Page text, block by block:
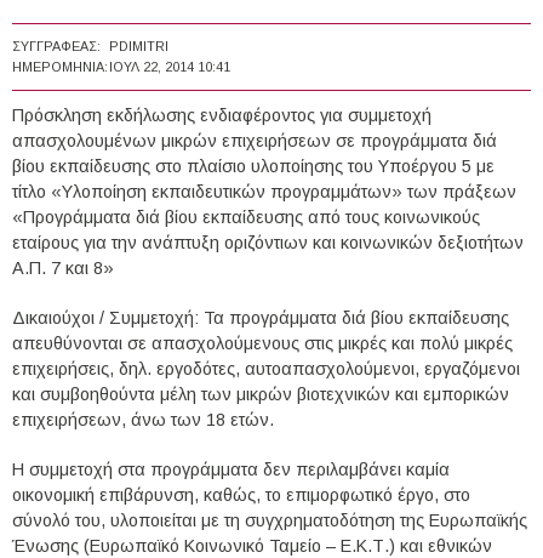
ΣΥΓΓΡΑΦΈΑΣ:
PDIMITRI
ΗΜΕΡΟΜΗΝΊΑ: ΙΟΥΛ 22, 2014 10:41
Πρόσκληση εκδήλωσης ενδιαφέροντος για συμμετοχή
απασχολουμένων μικρών επιχειρήσεων σε προγράμματα διά
βίου εκπαίδευσης στο πλαίσιο υλοποίησης του Υποέργου 5 με
τίτλο «Υλοποίηση εκπαιδευτικών προγραμμάτων» των πράξεων
«Προγράμματα διά βίου εκπαίδευσης από τους κοινωνικούς
εταίρους για την ανάπτυξη οριζόντιων και κοινωνικών δεξιοτήτων
Α.Π. 7 και 8»
Δικαιούχοι / Συμμετοχή: Τα προγράμματα διά βίου εκπαίδευσης
απευθύνονται σε απασχολούμενους στις μικρές και πολύ μικρές
επιχειρήσεις, δηλ. εργοδότες, αυτοαπασχολούμενοι, εργαζόμενοι
και συμβοηθούντα μέλη των μικρών βιοτεχνικών και εμπορικών
επιχειρήσεων, άνω των 18 ετών.
Η συμμετοχή στα προγράμματα δεν περιλαμβάνει καμία
οικονομική επιβάρυνση, καθώς, το επιμορφωτικό έργο, στο
σύνολό του, υλοποιείται με τη συγχρηματοδότηση της Ευρωπαϊκής
Ένωσης (Ευρωπαϊκό Κοινωνικό Ταμείο – Ε.Κ.Τ.) και εθνικών